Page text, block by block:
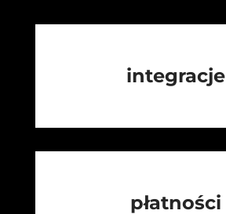
integracje
płatności